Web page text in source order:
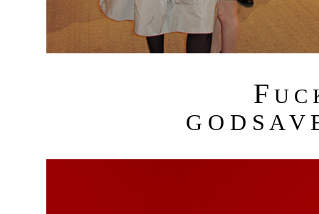
F U C
G O D S A V